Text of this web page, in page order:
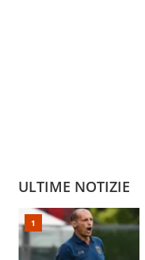
ULTIME NOTIZIE